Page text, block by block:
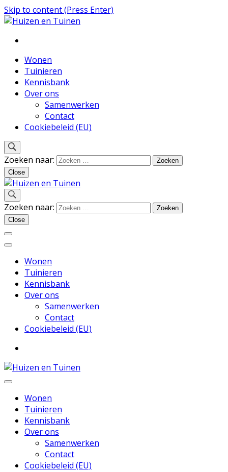
Skip to content (Press Enter)
Huizen en Tuinen
Inspiratie voor wonen en tuinieren
Wonen
Tuinieren
Kennisbank
Over ons
Samenwerken
Contact
Cookiebeleid (EU)
Zoeken naar:
Close
Huizen en Tuinen
Inspiratie voor wonen en tuinieren
Zoeken naar:
Close
Wonen
Tuinieren
Kennisbank
Over ons
Samenwerken
Contact
Cookiebeleid (EU)
Huizen en Tuinen
Inspiratie voor wonen en tuinieren
Wonen
Tuinieren
Kennisbank
Over ons
Samenwerken
Contact
Cookiebeleid (EU)